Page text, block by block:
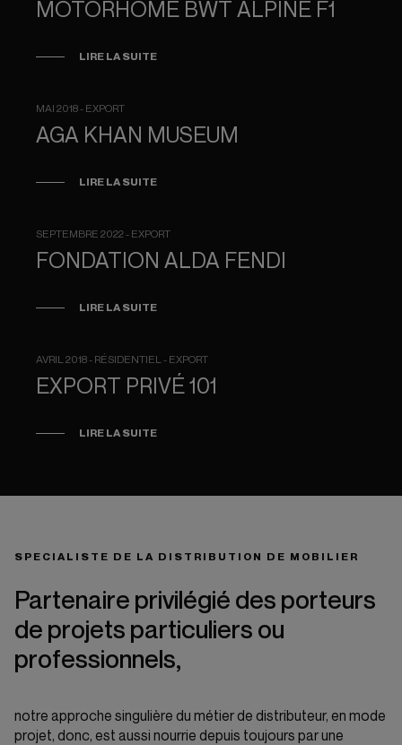
MOTORHOME BWT ALPINE F1
LIRE LA SUITE
MAI 2018 - EXPORT
AGA KHAN MUSEUM
LIRE LA SUITE
SEPTEMBRE 2022 - EXPORT
FONDATION ALDA FENDI
LIRE LA SUITE
AVRIL 2018 - RÉSIDENTIEL - EXPORT
EXPORT PRIVÉ 101
LIRE LA SUITE
SPECIALISTE DE LA DISTRIBUTION DE MOBILIER
Partenaire privilégié des porteurs
de projets particuliers ou
professionnels,
notre approche singulière du métier de distributeur, en mode
projet, donc, est aussi nourrie depuis toujours par une